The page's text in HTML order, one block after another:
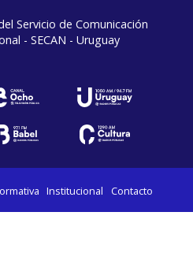
Servicio de Comunicación
- SECAN - Uruguay
Institucional Contacto